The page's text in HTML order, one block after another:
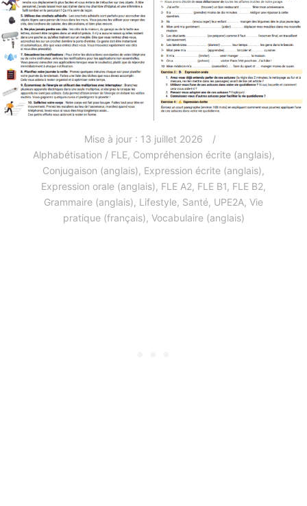
Mise à jour : 13 juillet 2026
Alphabétisation / FLE, Compréhension écrite (anglais),
Conjugaison (anglais), Expression écrite (anglais),
Expression orale (anglais), FLE A2, FLE B1, FLE B2,
Grammaire (anglais), Lifestyle, Santé, UPE2A, Vie
pratique (français), Vocabulaire (anglais)